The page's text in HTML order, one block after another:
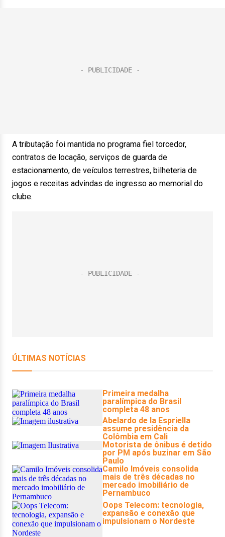
A tributação foi mantida no programa fiel torcedor,
contratos de locação, serviços de guarda de
estacionamento, de veículos terrestres, bilheteria de
jogos e receitas advindas de ingresso ao memorial do
clube.